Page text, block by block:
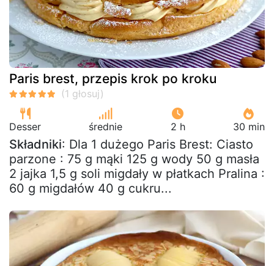
Paris brest, przepis krok po kroku
Desser średnie 2 h 30 min
Składniki: Dla 1 dużego Paris Brest: Ciasto
parzone : 75 g mąki 125 g wody 50 g masła
2 jajka 1,5 g soli migdały w płatkach Pralina :
60 g migdałów 40 g cukru...